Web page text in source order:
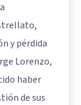
y pérdida
Lorenzo,
haber
de sus